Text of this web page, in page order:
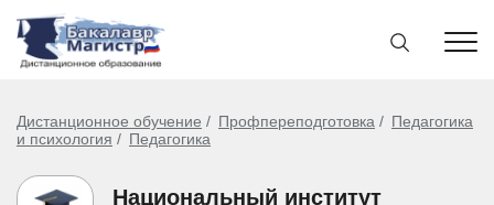
Дистанционное обучение Профпереподготовка
Педагогика
и психология
Педагогика
Национальный институт